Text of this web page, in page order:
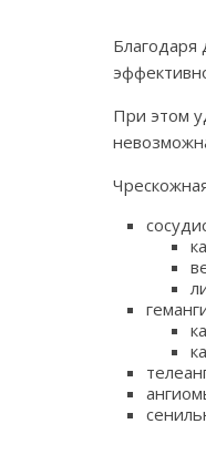
При этом